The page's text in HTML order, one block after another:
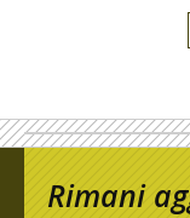
Rimani